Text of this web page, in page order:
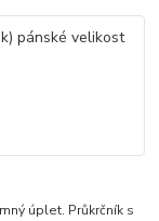
úplet. Průkrčník s